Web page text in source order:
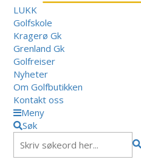
LUKK
Golfskole
Kragerø Gk
Grenland Gk
Golfreiser
Nyheter
Om Golfbutikken
Kontakt oss
Meny
Søk